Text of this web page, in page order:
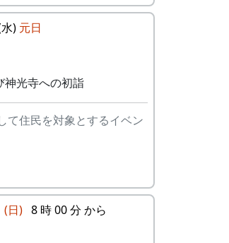
”が曲をつけてくれて、
コンサート（収穫日に
企画）でみんなで歌っ
…
H
⽉ーアカリ
ジ
) 元日
神光寺への初詣
て住民を対象とするイベン
(日) 8 時 00 分 から